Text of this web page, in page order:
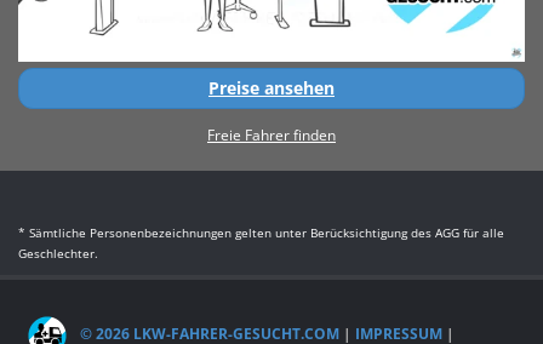
Preise ansehen
Freie Fahrer finden
* Sämtliche Personenbezeichnungen gelten unter Berücksichtigung des AGG für alle
Geschlechter.
© 2026 LKW-FAHRER-GESUCHT.COM | IMPRESSUM |